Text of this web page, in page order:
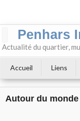
Penhars
Actualité du quartier,
Accueil Liens
Autour du monde